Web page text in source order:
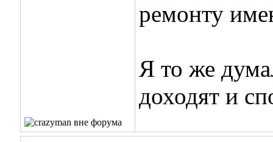
ремонту
Я то же
доходят и